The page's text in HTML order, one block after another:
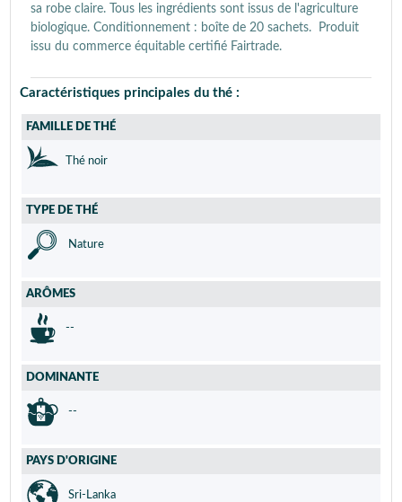
sa robe claire. Tous les ingrédients sont issus de l'agriculture
biologique. Conditionnement : boîte de 20 sachets. Produit
issu du commerce équitable certifié Fairtrade.
Caractéristiques principales du thé :
FAMILLE DE THÉ
Thé noir
TYPE DE THÉ
Nature
ARÔMES
--
DOMINANTE
--
PAYS D'ORIGINE
Sri-Lanka